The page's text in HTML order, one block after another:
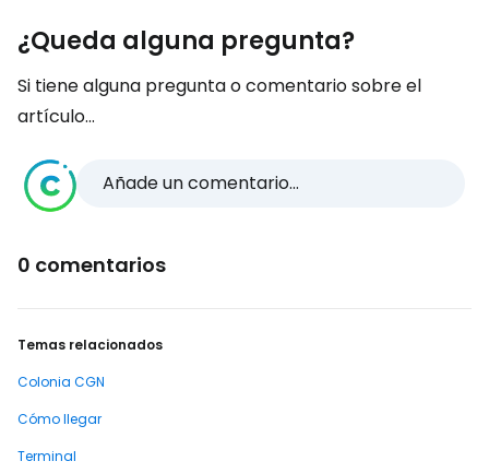
¿Queda alguna pregunta?
Si tiene alguna pregunta o comentario sobre el
artículo...
Añade un comentario...
0 comentarios
Temas relacionados
Colonia CGN
Cómo llegar
Terminal